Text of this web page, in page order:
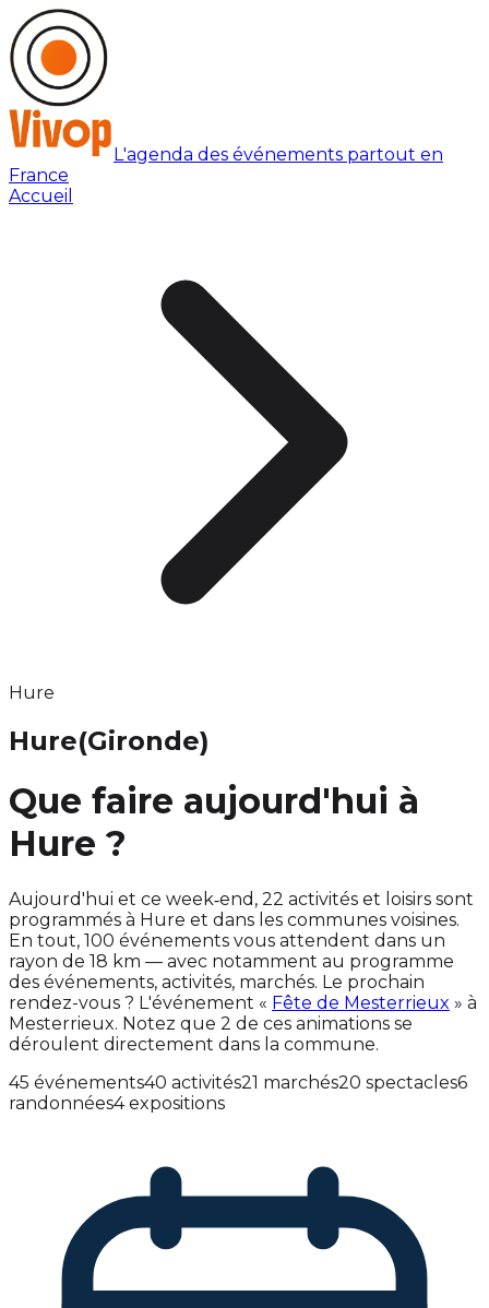
L'agenda des événements partout en
France
Accueil
Hure
Hure(Gironde)
Que faire aujourd'hui à
Hure ?
Aujourd'hui et ce week‑end, 22 activités et loisirs sont
programmés à Hure et dans les communes voisines.
En tout, 100 événements vous attendent dans un
rayon de 18 km — avec notamment au programme
des événements, activités, marchés. Le prochain
rendez-vous ? L'événement « Fête de Mesterrieux » à
Mesterrieux. Notez que 2 de ces animations se
déroulent directement dans la commune.
45 événements40 activités21 marchés20 spectacles6
randonnées4 expositions